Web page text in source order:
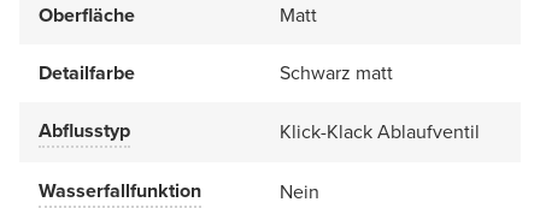
Oberfläche Matt
Detailfarbe Schwarz matt
Abflusstyp Klick-Klack Ablaufventil
Wasserfallfunktion Nein